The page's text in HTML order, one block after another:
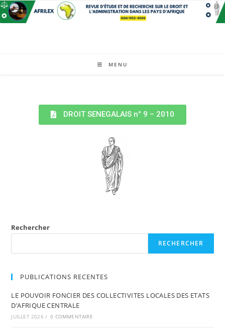
MENU
DROIT SENEGALAIS n° 9 – 2010
Rechercher
RECHERCHER
PUBLICATIONS RECENTES
LE POUVOIR FONCIER DES COLLECTIVITES LOCALES DES ETATS
D’AFRIQUE CENTRALE
JUILLET 2026 / 0 COMMENTAIRE